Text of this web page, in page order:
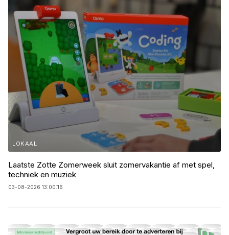
LOKAAL
Laatste Zotte Zomerweek sluit zomervakantie af met spel,
techniek en muziek
03-08-2026 13:00:16